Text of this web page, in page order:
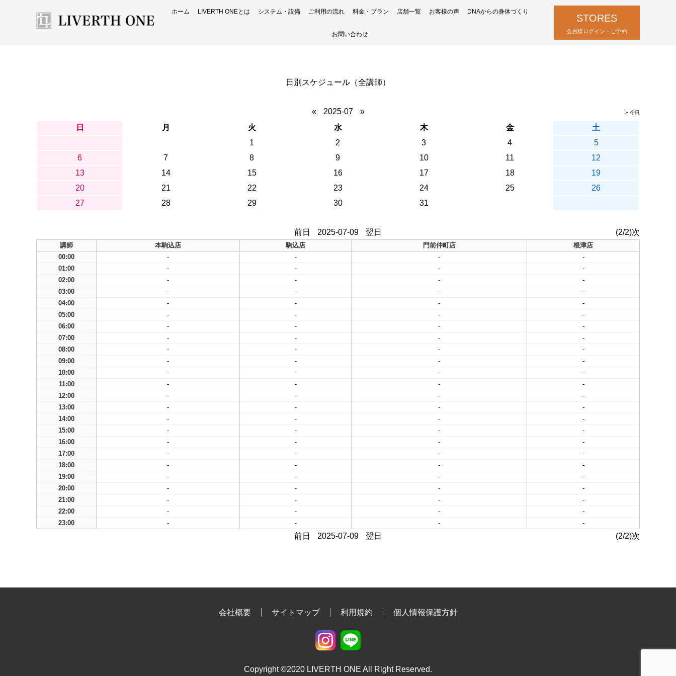
ホーム LIVERTH ONEとは システム・設備 ご利用の流れ 料金・プラン 店舗一覧 お客様の声 DNAからの身体づくり
お問い合わせ
STORES
会員様ログイン・ご予約
日別スケジュール（全講師）
« 2025-07 » » 今日
日 月 火 水 木 金
土
1
2 3 4
5
6
7 8 9 10 11
12
13
14 15 16 17 18
19
20
21 22 23 24 25
26
27
28 29 30 31
前日 2025-07-09 翌日 (2/2)次
講師 本駒込店 駒込店 門前仲町店
根津店
00:00
- - -
-
01:00
- - -
-
02:00
- - -
-
03:00
- - -
-
04:00
- - -
-
05:00
- - -
-
06:00
- - -
-
07:00
- - -
-
08:00
- - -
-
09:00
- - -
-
10:00
- - -
-
11:00
- - -
-
12:00
- - -
-
13:00
- - -
-
14:00
- - -
-
15:00
- - -
-
16:00
- - -
-
17:00
- - -
-
18:00
- - -
-
19:00
- - -
-
20:00
- - -
-
21:00
- - -
-
22:00
- - -
-
23:00
- - - -
前日 2025-07-09 翌日 (2/2)次
会社概要 サイトマップ 利用規約 個人情報保護方針
Copyright ©2020 LIVERTH ONE All Right Reserved.